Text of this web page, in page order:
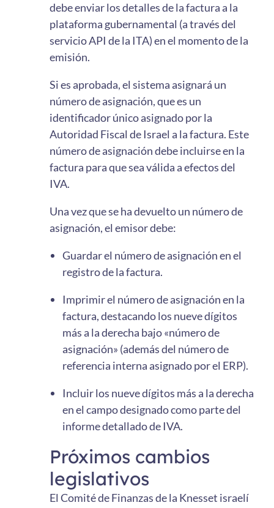
debe enviar los detalles de la factura a la
plataforma gubernamental (a través del
servicio API de la ITA) en el momento de la
emisión.
Si es aprobada, el sistema asignará un
número de asignación, que es un
identificador único asignado por la
Autoridad Fiscal de Israel a la factura. Este
número de asignación debe incluirse en la
factura para que sea válida a efectos del
IVA.
Una vez que se ha devuelto un número de
asignación, el emisor debe:
Guardar el número de asignación en el
registro de la factura.
Imprimir el número de asignación en la
factura, destacando los nueve dígitos
más a la derecha bajo «número de
asignación» (además del número de
referencia interna asignado por el ERP).
Incluir los nueve dígitos más a la derecha
en el campo designado como parte del
informe detallado de IVA.
Próximos cambios
legislativos
El Comité de Finanzas de la Knesset israelí